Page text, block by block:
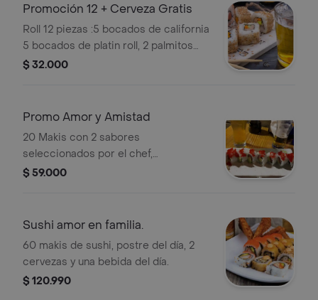
Promoción 12 + Cerveza Gratis
Roll 12 piezas :5 bocados de california
5 bocados de platin roll, 2 palmitos
apanados acompañado de cerveza.
$ 32.000
Promo Amor y Amistad
20 Makis con 2 sabores
seleccionados por el chef,
acompañados de 2 cervezas gratis.
$ 59.000
Sushi amor en familia.
60 makis de sushi, postre del día, 2
cervezas y una bebida del día.
$ 120.990